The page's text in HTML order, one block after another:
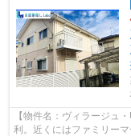
【物件名：ヴィラージュ
利。近くにはファミリー